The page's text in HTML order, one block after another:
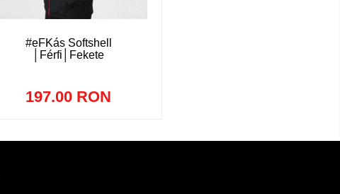
#eFKás Softshell
│Férfi│Fekete
197.00 RON